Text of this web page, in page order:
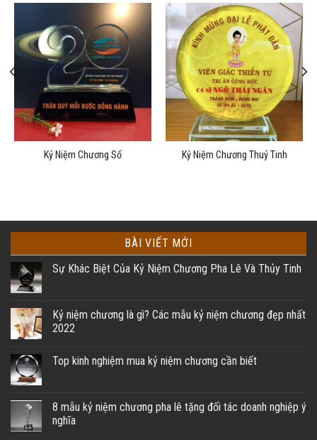
Kỷ Niệm Chương Số Kỷ Niệm Chương Thuỷ Tinh
BÀI VIẾT MỚI
Sự Khác Biệt Của Kỷ Niệm Chương Pha Lê Và Thủy Tinh
Kỷ niệm chương là gì? Các mẫu kỷ niệm chương đẹp nhất
2022
Top kinh nghiệm mua kỷ niệm chương cần biết
8 mẫu kỷ niệm chương pha lê tặng đối tác doanh nghiệp ý
nghĩa